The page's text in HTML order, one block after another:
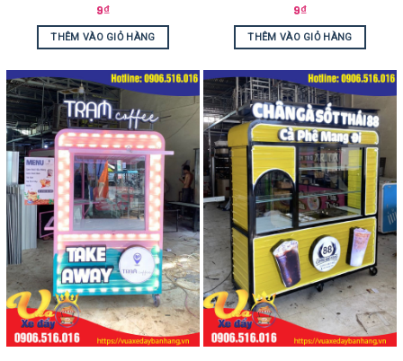
9₫
THÊM VÀO GIỎ HÀNG
9₫
THÊM VÀO GIỎ HÀNG